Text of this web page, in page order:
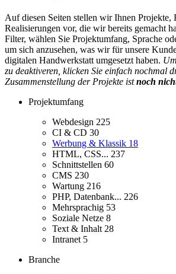
Auf diesen Seiten stellen wir Ihnen Projekte,
Realisierungen vor, die wir bereits gemacht
Filter, wählen Sie Projektumfang, Sprache
um sich anzusehen, was wir für unsere
digitalen Handwerkstatt umgesetzt haben.
zu deaktiveren, klicken Sie einfach nochmal
Zusammenstellung der Projekte istnoch
Projektumfang
Webdesign 225
CI & CD 30
Werbung & Klassik 18
HTML, CSS... 237
Schnittstellen 60
CMS 230
Wartung 216
PHP, Datenbank... 226
Mehrsprachig 53
Soziale Netze 8
Text & Inhalt 28
Intranet 5
Branche